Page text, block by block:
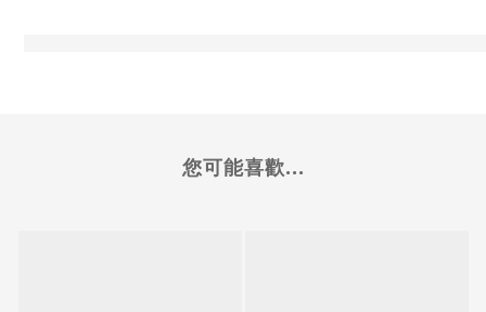
您可能喜歡...